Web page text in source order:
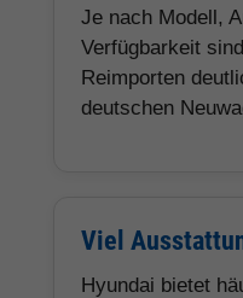
Je nach Modell,
Verfügbarkeit
Reimporten
deutschen
Viel
Hyundai bietet